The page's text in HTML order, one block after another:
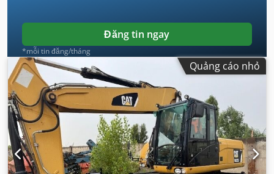
Đăng tin ngay
*mỗi tin đăng/tháng
Quảng cáo nhỏ